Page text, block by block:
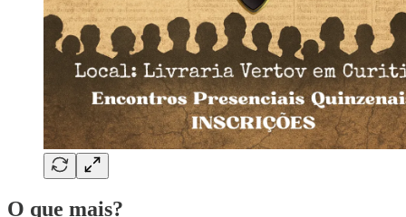
O que mais?